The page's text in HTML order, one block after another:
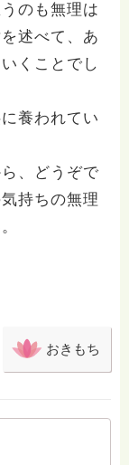
のも無理は
述べて、あ
くことでし
養われてい
、どうぞで
持ちの無理
おきもち